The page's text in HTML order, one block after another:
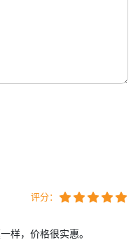
评分：
样，价格很实惠。